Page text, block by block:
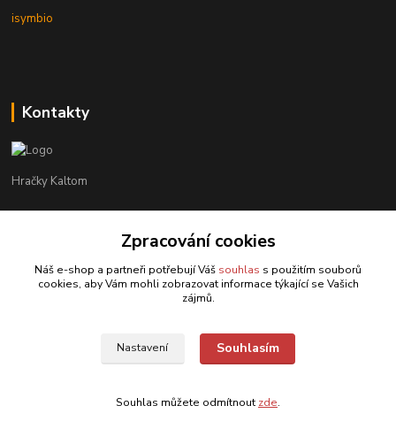
isymbio
Kontakty
Hračky Kaltom
+420 777 538 008
hrackykaltom@gmail.com
Zpracování cookies
Náš e-shop a partneři potřebují Váš souhlas s použitím souborů
cookies, aby Vám mohli zobrazovat informace týkající se Vašich
zájmů.
Nastavení Souhlasím
Souhlas můžete odmítnout zde.